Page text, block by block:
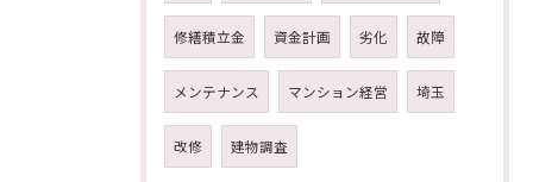
修繕積立金 資金計画 劣化 故障
メンテナンス マンション経営 埼玉
改修 建物調査